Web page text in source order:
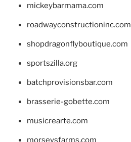
mickeybarmama.com
roadwayconstructioninc.com
shopdragonflyboutique.com
sportszilla.org
batchprovisionsbar.com
brasserie-gobette.com
musicrearte.com
morseysfarms.com